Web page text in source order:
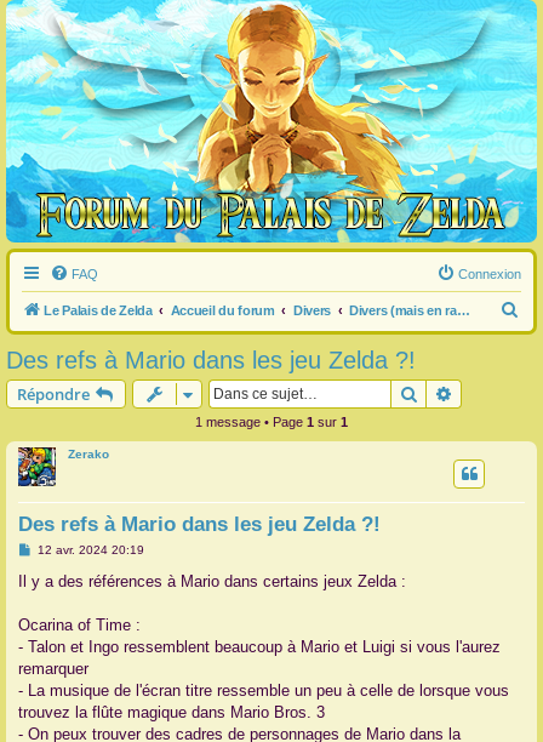
FAQ Connexion
Le Palais de Zelda Accueil du forum Divers Divers (mais en rapport avec Zelda) (pas de pub)
e
Des refs à Mario dans les jeu Zelda ?!
Répondre Rechercher
1 message • Page 1 sur 1
Zerako
Des refs à Mario dans les jeu Zelda ?!
M
s
s
g
12 avr. 2024 20:19
Il y a des références à Mario dans certains jeux Zelda :
Ocarina of Time :
- Talon et Ingo ressemblent beaucoup à Mario et Luigi si vous l'aurez
remarquer
- La musique de l'écran titre ressemble un peu à celle de lorsque vous
trouvez la flûte magique dans Mario Bros. 3
- On peux trouver des cadres de personnages de Mario dans la